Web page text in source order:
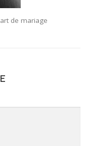
de mariage